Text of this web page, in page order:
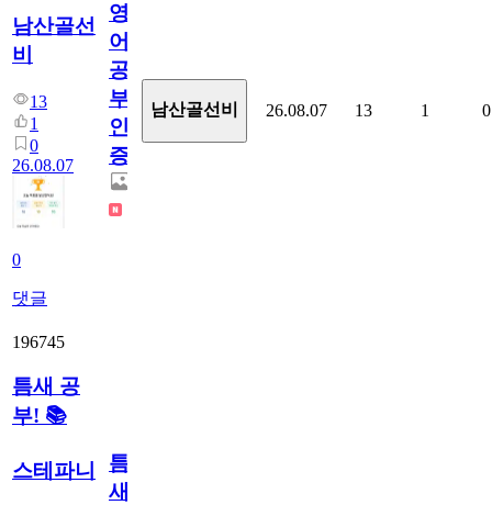
남산골선
비
13
1
0
26.08.07
0
댓글
영
어
공
부
인
증
남산골선비 26.08.07 13 1 0
196745
틈새 공
부! 📚
스테파니
틈
새